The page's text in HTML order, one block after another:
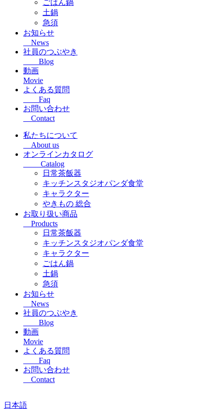
ごはん鍋
土鍋
急須
お知らせ
News
社員のつぶやき
Blog
動画
Movie
よくある質問
Faq
お問い合わせ
Contact
私たちについて
About us
オンラインカタログ
Catalog
日常茶飯器
キッチンスタジオパンダ食堂
キャラクター
やきもの 総合
お取り扱い商品
Products
日常茶飯器
キッチンスタジオパンダ食堂
キャラクター
ごはん鍋
土鍋
急須
お知らせ
News
社員のつぶやき
Blog
動画
Movie
よくある質問
Faq
お問い合わせ
Contact
日本語